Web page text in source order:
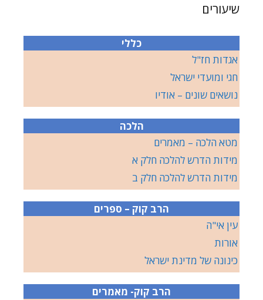
שיעורים
כללי
אגדות חז"ל
חגי ומועדי ישראל
נושאים שונים – אודיו
הלכה
מטא הלכה – מאמרים
מידות הדרש להלכה חלק א
מידות הדרש להלכה חלק ב
הרב קוק – ספרים
עין אי"ה
אורות
כינונה של מדינת ישראל
הרב קוק- מאמרים